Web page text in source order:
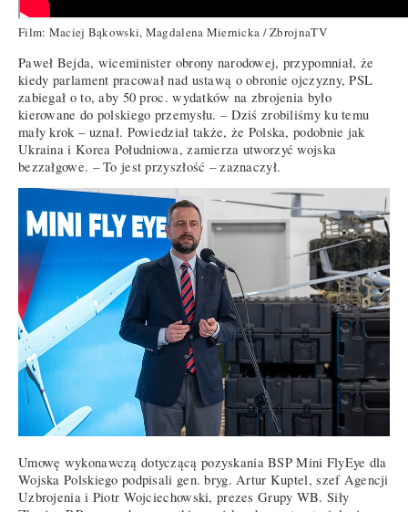
Film: Maciej Bąkowski, Magdalena Miernicka / ZbrojnaTV
Paweł Bejda, wiceminister obrony narodowej, przypomniał, że
kiedy parlament pracował nad ustawą o obronie ojczyzny, PSL
zabiegał o to, aby 50 proc. wydatków na zbrojenia było
kierowane do polskiego przemysłu. – Dziś zrobiliśmy ku temu
mały krok – uznał. Powiedział także, że Polska, podobnie jak
Ukraina i Korea Południowa, zamierza utworzyć wojska
bezzałgowe. – To jest przyszłość – zaznaczył.
Umowę wykonawczą dotyczącą pozyskania BSP Mini FlyEye dla
Wojska Polskiego podpisali gen. bryg. Artur Kuptel, szef Agencji
Uzbrojenia i Piotr Wojciechowski, prezes Grupy WB. Siły